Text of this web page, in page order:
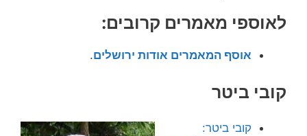
לאוספי מאמרים קרובים:
אוסף המאמרים אודות ירושלים.
קובי ביטר
קובי ביטר: